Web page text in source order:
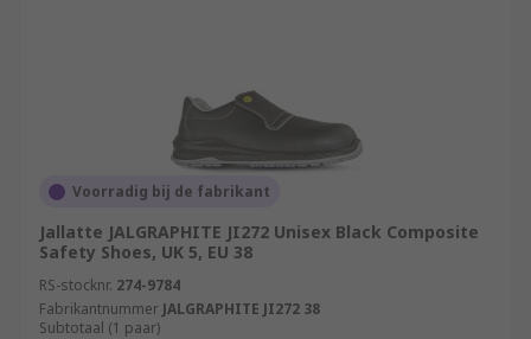
Voorradig bij de fabrikant
Jallatte JALGRAPHITE JI272 Unisex Black Composite
Safety Shoes, UK 5, EU 38
RS-stocknr. 274-9784
Fabrikantnummer JALGRAPHITE JI272 38
Subtotaal (1 paar)